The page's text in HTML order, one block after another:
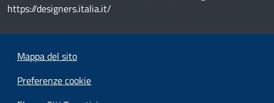
https://designers.italia.it/
Mappa del sito
Preferenze cookie